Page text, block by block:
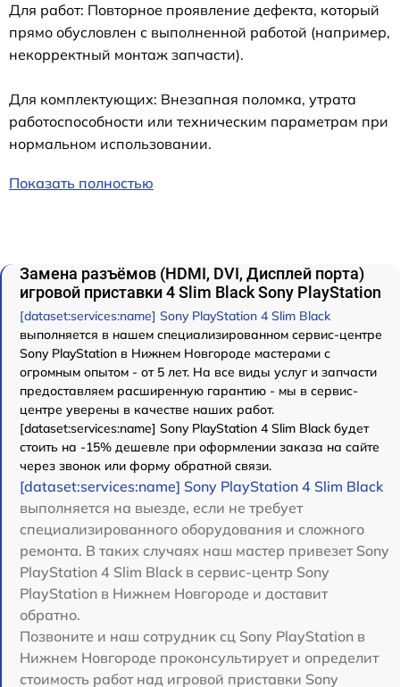
Для работ: Повторное проявление дефекта, который
прямо обусловлен с выполненной работой (например,
некорректный монтаж запчасти).
Для комплектующих: Внезапная поломка, утрата
работоспособности или техническим параметрам при
нормальном использовании.
Показать полностью
Замена разъёмов (HDMI, DVI, Дисплей порта)
игровой приставки 4 Slim Black Sony PlayStation
[dataset:services:name] Sony PlayStation 4 Slim Black
выполняется в нашем специализированном сервис-центре
Sony PlayStation в Нижнем Новгороде мастерами с
огромным опытом - от 5 лет. На все виды услуг и запчасти
предоставляем расширенную гарантию - мы в сервис-
центре уверены в качестве наших работ.
[dataset:services:name] Sony PlayStation 4 Slim Black будет
стоить на -15% дешевле при оформлении заказа на сайте
через звонок или форму обратной связи.
[dataset:services:name] Sony PlayStation 4 Slim Black
выполняется на выезде, если не требует
специализированного оборудования и сложного
ремонта. В таких случаях наш мастер привезет Sony
PlayStation 4 Slim Black в сервис-центр Sony
PlayStation в Нижнем Новгороде и доставит
обратно.
Позвоните и наш сотрудник сц Sony PlayStation в
Нижнем Новгороде проконсультирует и определит
стоимость работ над игровой приставки Sony